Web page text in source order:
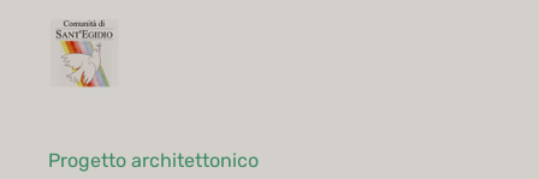
Progetto architettonico